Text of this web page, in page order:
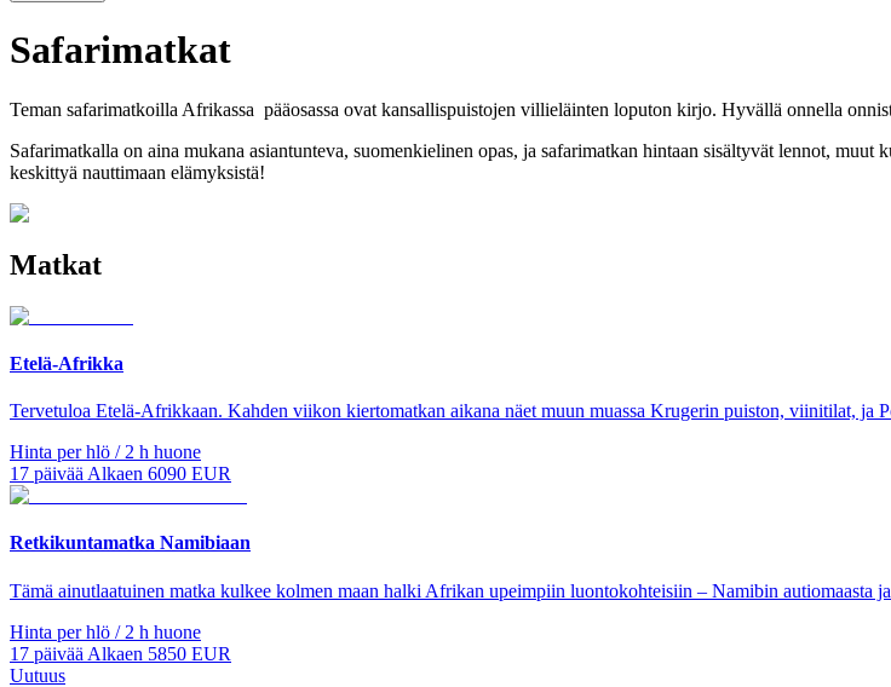
Safarimatkat
Teman safarimatkoilla Afrikassa pääosassa ovat kansallispuistojen villieläinten loputon kirjo. Hyvällä onnella
Safarimatkalla on aina mukana asiantunteva, suomenkielinen opas, ja safarimatkan hintaan sisältyvät lennot,
keskittyä nauttimaan elämyksistä!
Matkat
Etelä-Afrikka
Tervetuloa Etelä-Afrikkaan. Kahden viikon kiertomatkan aikana näet muun muassa Krugerin puiston, viinitilat, ja
Hinta per hlö / 2 h huone
17 päivää Alkaen 6090 EUR
Retkikuntamatka Namibiaan
Tämä ainutlaatuinen matka kulkee kolmen maan halki Afrikan upeimpiin luontokohteisiin – Namibin autiomaasta
Hinta per hlö / 2 h huone
17 päivää Alkaen 5850 EUR
Uutuus